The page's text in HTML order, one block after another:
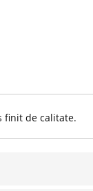
finit de calitate.